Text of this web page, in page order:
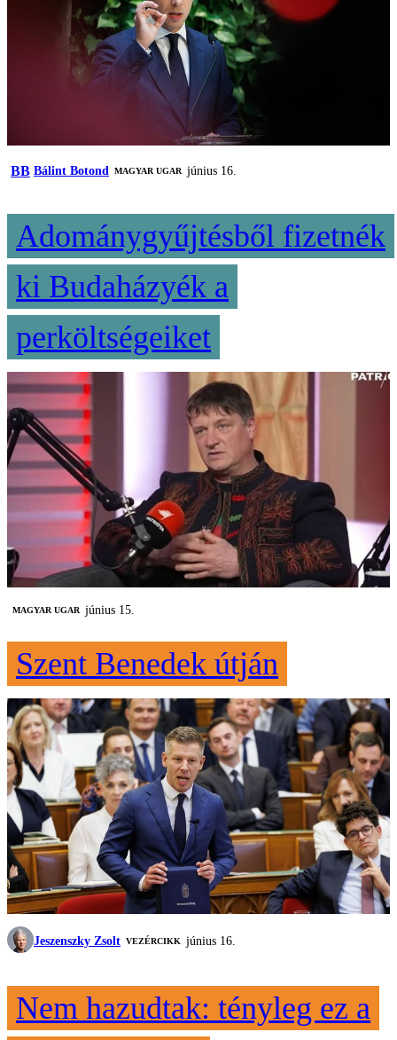
BB Bálint Botond MAGYAR UGAR június 16.
Adománygyűjtésből fizetnék
ki Budaházyék a
perköltségeiket
MAGYAR UGAR június 15.
Szent Benedek útján
Jeszenszky Zsolt VEZÉRCIKK június 16.
Nem hazudtak: tényleg ez a